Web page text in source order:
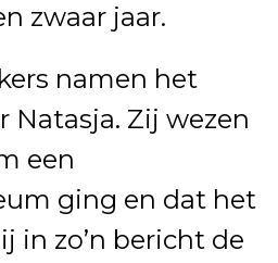
zwaar jaar.
namen het
Natasja. Zij wezen
een
ging en dat het
in zo’n bericht de